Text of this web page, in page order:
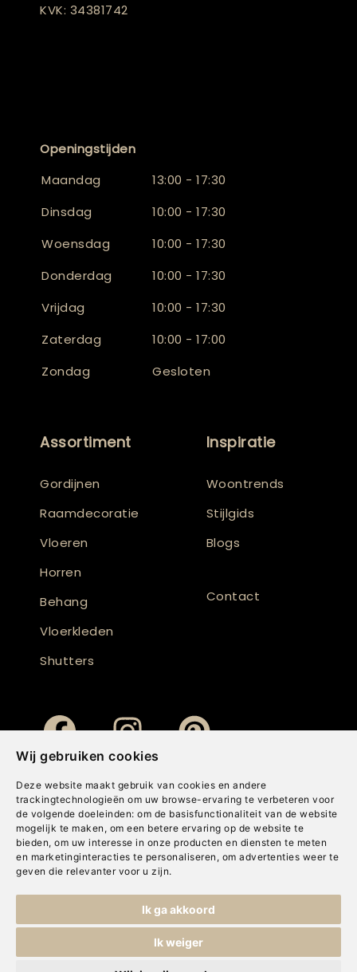
Wij gebruiken cookies
Deze website maakt gebruik van cookies en andere
trackingtechnologieën om uw browse-ervaring te verbeteren voor
de volgende doeleinden: om de basisfunctionaliteit van de website
mogelijk te maken , om een betere ervaring op de website te
bieden, om uw interesse in onze producten en diensten te meten
en marketinginteracties te personaliseren , om advertenties weer te
geven die relevanter voor u zijn.
Ik ga akkoord
Ik weiger
KVK: 34381742
Openingstijden
Maandag
13:00 - 17:30
Dinsdag
10:00 - 17:30
Woensdag
10:00 - 17:30
Donderdag
10:00 - 17:30
Vrijdag
10:00 - 17:30
Zaterdag
10:00 - 17:00
Zondag
Gesloten
Assortiment
Gordijnen
Raamdecoratie
Vloeren
Horren
Behang
Vloerkleden
Shutters
Inspiratie
Woontrends
Stijlgids
Blogs
Contact
Cookies